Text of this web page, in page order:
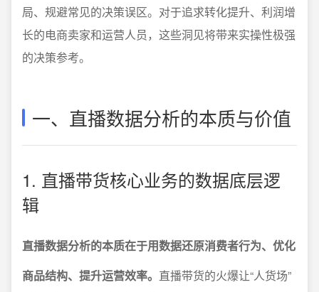
局、规避常见的决策误区。对于追求转化提升、利润增
长的电商卖家和运营人员，这些洞见将带来实操性极强
的决策参考。
一、直播数据分析的本质与价值
1. 直播带货核心业务的数据底层逻
辑
直播数据分析的本质在于用数据还原消费者行为、优化
商品结构、提升运营效率。 直播带货的火爆让“人货场”